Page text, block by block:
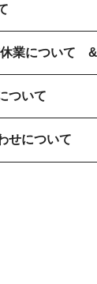
について &
ついて
せについて